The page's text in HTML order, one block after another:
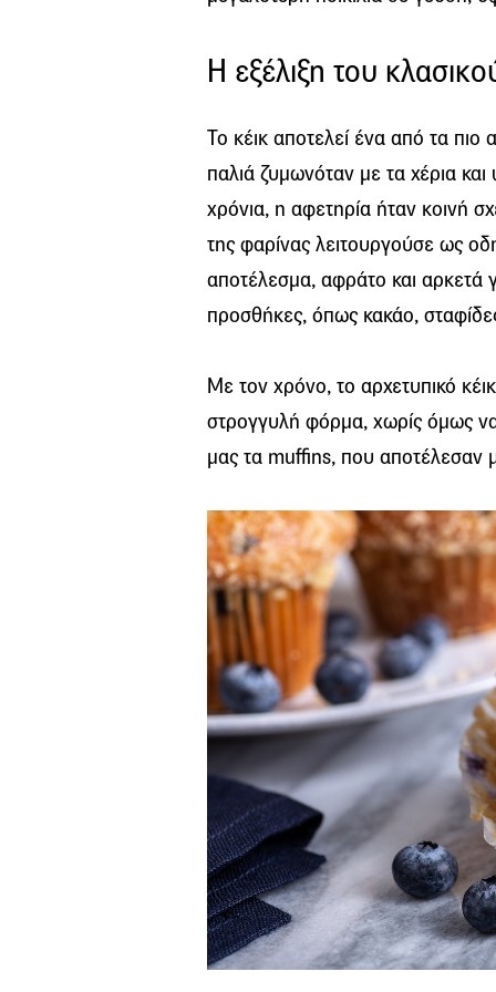
Η εξέλιξη του
Το κέικ αποτελεί ένα από τα πιο
παλιά ζυμωνόταν με τα χέρια
χρόνια, η αφετηρία ήταν κοινή
της φαρίνας λειτουργούσε ως
αποτέλεσμα, αφράτο και αρκετά
προσθήκες, όπως κακάο,
Με τον χρόνο, το αρχετυπικό
στρογγυλή φόρμα, χωρίς όμως
μας τα muffins, που αποτέλεσαν